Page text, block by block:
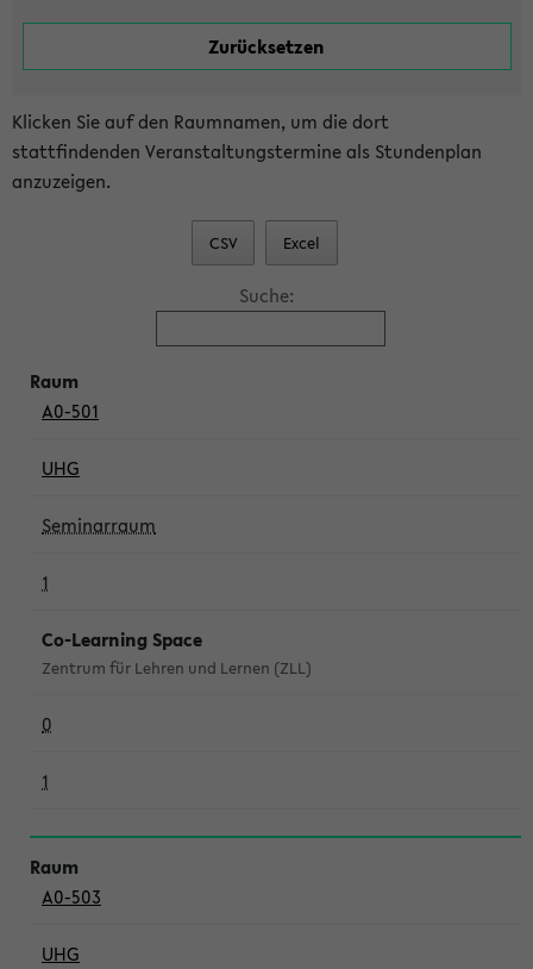
Klicken Sie auf den Raumnamen, um die dort
stattfindenden Veranstaltungstermine als Stundenplan
anzuzeigen.
CSV Excel
Suche:
A0-501
UHG
Seminarraum
1
Co-Learning Space
Zentrum für Lehren und Lernen (ZLL)
0
1
A0-503
UHG